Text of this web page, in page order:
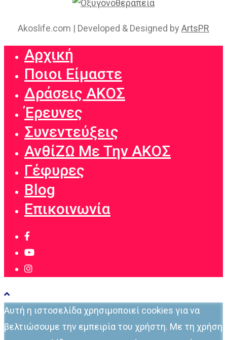
Akoslife.com | Developed & Designed by ArtsPR
Αρχική
Ποιοι Είμαστε
Δράσεις ΑΚΟΣ
Έρευνες
Συνεντεύξεις
ΑνθίΖΩ Με Την ΑΚΟΣ
Γέφυρες
Blog
Επικοινωνία
Αυτή η ιστοσελίδα χρησιμοποιεί cookies για να
βελτιώσουμε την εμπειρία του χρήστη. Με τη χρήση